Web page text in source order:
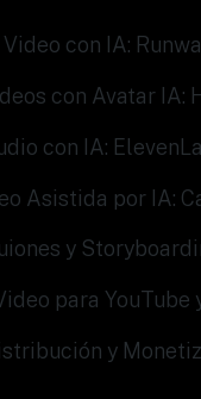
con IA:
con Avatar IA:
con IA:
Asistida por IA:
y
para
y